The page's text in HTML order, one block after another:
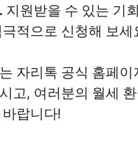
지원받을 수 있는 기
적으로 신청해 보세
자리톡 공식 홈페이
고, 여러분의 월세
랍니다!